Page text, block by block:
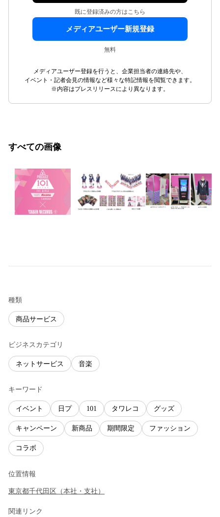
既に登録済みの方はこちら
メディアユーザー新規登録
無料
メディアユーザー登録を行うと、企業担当者の連絡先や、
イベント・記者会見の情報など様々な特記情報を閲覧できます。
※内容はプレスリリースにより異なります。
すべての画像
種類
商品サービス
ビジネスカテゴリ
ネットサービス 音楽
キーワード
イベント 日プ 101 タワレコ グッズ
キャンペーン 新商品 期間限定 ファッション
コラボ
位置情報
東京都千代田区 （本社・支社 ）
関連リンク